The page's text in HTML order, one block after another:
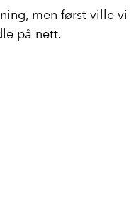
men først ville vi
på nett.